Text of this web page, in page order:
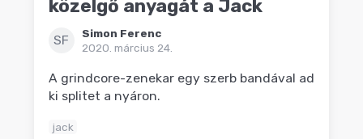
közelgő anyagát a Jack
SF
Simon Ferenc
2020. március 24.
A grindcore-zenekar egy szerb bandával ad
ki splitet a nyáron.
jack